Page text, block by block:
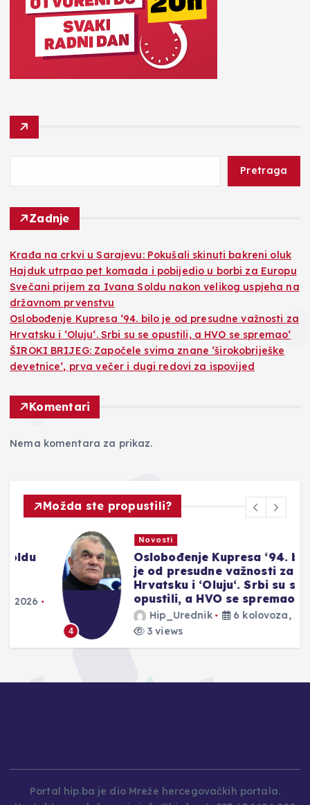
Pretraga
Zadnje
Krađa na crkvi u Sarajevu: Pokušali skinuti bakreni oluk
Hajduk utrpao pet komada i pobijedio u borbi za Europu
Svečani prijem za Ivana Soldu nakon velikog uspjeha na
državnom prvenstvu
Oslobođenje Kupresa ‘94. bilo je od presudne važnosti za
Hrvatsku i ‘Oluju‘. Srbi su se opustili, a HVO se spremao‘
ŠIROKI BRIJEG: Započele svima znane ‘širokobriješke
devetnice’, prva večer i dugi redovi za ispovijed
Komentari
Nema komentara za prikaz.
Možda ste propustili?
Novosti
Oslobođenje Kupresa ‘94. bilo
je od presudne važnosti za
Hrvatsku i ‘Oluju‘. Srbi su se
opustili, a HVO se spremao‘
Hip_Urednik
6 kolovoza, 2026
3 views
Portal hip.ba je dio Mreže hercegovačkih portala.